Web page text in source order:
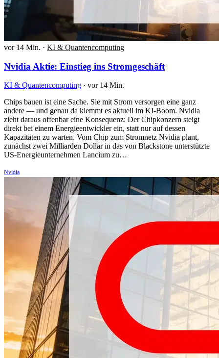
vor 14 Min. · KI & Quantencomputing
Nvidia Aktie: Einstieg ins Stromgeschäft
KI & Quantencomputing · vor 14 Min.
Chips bauen ist eine Sache. Sie mit Strom versorgen eine ganz
andere — und genau da klemmt es aktuell im KI-Boom. Nvidia
zieht daraus offenbar eine Konsequenz: Der Chipkonzern steigt
direkt bei einem Energieentwickler ein, statt nur auf dessen
Kapazitäten zu warten. Vom Chip zum Stromnetz Nvidia plant,
zunächst zwei Milliarden Dollar in das von Blackstone unterstützte
US-Energieunternehmen Lancium zu…
Nvidia